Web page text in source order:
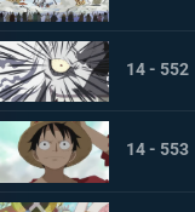
14 - 552
14 - 553